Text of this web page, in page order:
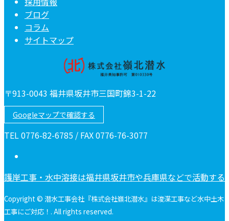
ブログ
コラム
サイトマップ
〒913-0043 福井県坂井市三国町錦3-1-22
Googleマップで確認する
TEL 0776-82-6785 / FAX 0776-76-3077
護岸工事・水中溶接は福井県坂井市や兵庫県などで活動す
Copyright © 潜水工事会社『株式会社嶺北潜水』は浚渫工事など水中土木
工事にご対応！. All rights reserved.